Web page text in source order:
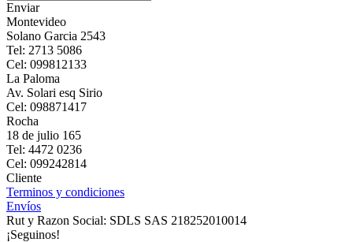
Enviar
Montevideo
Solano Garcia 2543
Tel: 2713 5086
Cel: 099812133
La Paloma
Av. Solari esq Sirio
Cel: 098871417
Rocha
18 de julio 165
Tel: 4472 0236
Cel: 099242814
Cliente
Terminos y condiciones
Envíos
Rut y Razon Social: SDLS SAS 218252010014
¡Seguinos!